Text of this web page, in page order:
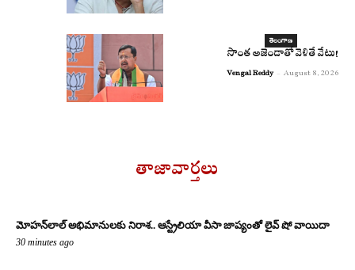
తెలంగాణ
సొంత అజెండాతో వెళితే వేటు!
Vengal Reddy - August 8, 2026
తాజావార్తలు
మోహన్‌లాల్ అభిమానులకు నిరాశ.. ఆస్ట్రేలియా వీసా జాప్యంతో లైవ్ షో వాయిదా
30 minutes ago